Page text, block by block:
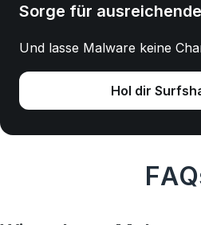
Sorge für
Und lasse Malware keine
Hol dir